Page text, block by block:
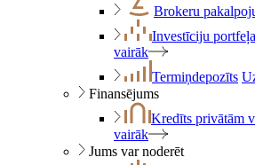
Brokeru
Investīciju
vairāk
Termiņdepozīts
Finansējums
Kredīts privātām
vairāk
Jums var noderēt